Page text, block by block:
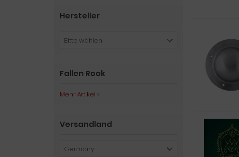
Hersteller
Bitte wählen
Fallen Rook
Mehr Artikel »
Versandland
Germany